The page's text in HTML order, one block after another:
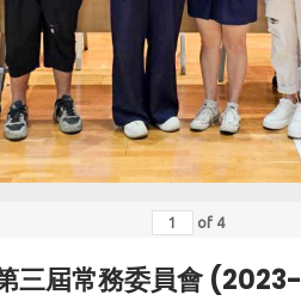
of 4
三屆常務委員會